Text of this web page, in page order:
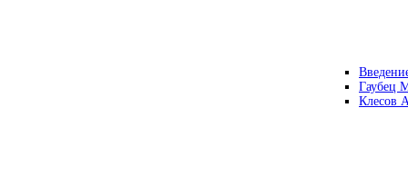
Гаубец
Клесов